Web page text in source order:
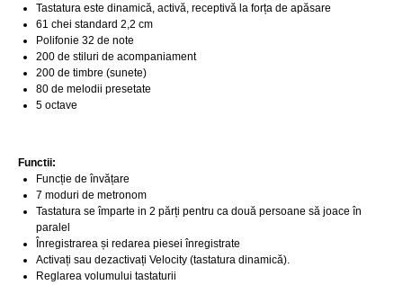
Tastatura este dinamică, activă, receptivă la forța de apăsare
61 chei standard 2,2 cm
Polifonie 32 de note
200 de stiluri de acompaniament
200 de timbre (sunete)
80 de melodii presetate
5 octave
Functii:
Funcție de învățare
7 moduri de metronom
Tastatura se împarte in 2 părți pentru ca două persoane să joace în
paralel
Înregistrarea și redarea piesei înregistrate
Activați sau dezactivați Velocity (tastatura dinamică).
Reglarea volumului tastaturii